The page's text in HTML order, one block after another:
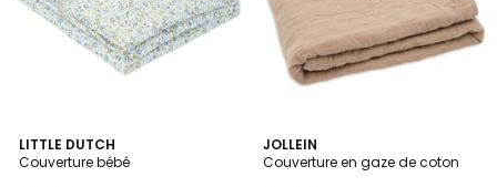
LITTLE DUTCH
Couverture bébé
2
Couleurs
JOLLEIN
Couverture en gaze de coton
2
Couleurs